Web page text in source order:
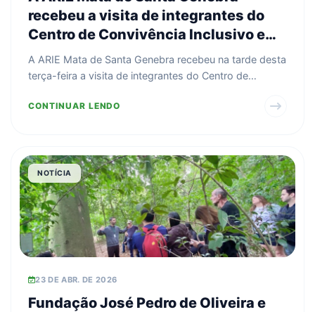
recebeu a visita de integrantes do
Centro de Convivência Inclusivo e
intergeracional do Projeto Gente
Nova – PROGEN -Unidade Satélite
A ARIE Mata de Santa Genebra recebeu na tarde desta
terça-feira a visita de integrantes do Centro de
CONTINUAR LENDO
NOTÍCIA
23 DE ABR. DE 2026
Fundação José Pedro de Oliveira e